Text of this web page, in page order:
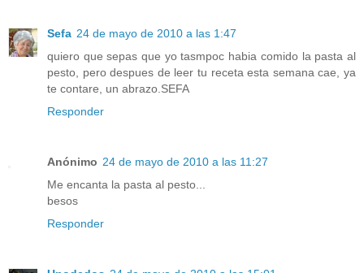
Sefa 24 de mayo de 2010 a las 1:47
quiero que sepas que yo tasmpoc habia comido la pasta al
pesto, pero despues de leer tu receta esta semana cae, ya
te contare, un abrazo.SEFA
Responder
Anónimo 24 de mayo de 2010 a las 11:27
Me encanta la pasta al pesto...
besos
Responder